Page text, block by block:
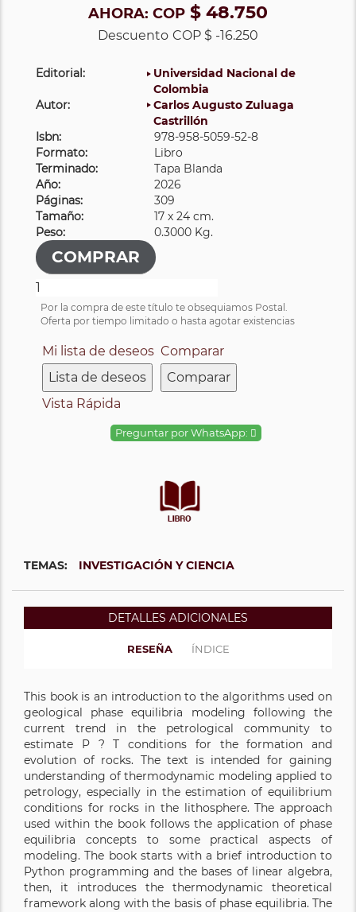
AHORA: COP $ 48.750
Descuento COP $ -16.250
Editorial:
Universidad Nacional de
Colombia
Autor:
Carlos Augusto Zuluaga
Castrillón
Isbn:
978-958-5059-52-8
Formato:
Libro
Terminado:
Tapa Blanda
Año:
2026
Páginas:
309
Tamaño:
17 x 24 cm.
Peso:
0.3000 Kg.
Por la compra de este título te obsequiamos Postal.
Oferta por tiempo limitado o hasta agotar existencias
Mi lista de deseos
Lista de deseos
Comparar
Comparar
Vista Rápida
Preguntar por WhatsApp:
TEMAS: INVESTIGACIÓN Y CIENCIA
DETALLES ADICIONALES
RESEÑA ÍNDICE
This book is an introduction to the algorithms used on
geological phase equilibria modeling following the
current trend in the petrological community to
estimate P ? T conditions for the formation and
evolution of rocks. The text is intended for gaining
understanding of thermodynamic modeling applied to
petrology, especially in the estimation of equilibrium
conditions for rocks in the lithosphere. The approach
used within the book follows the application of phase
equilibria concepts to some practical aspects of
modeling. The book starts with a brief introduction to
Python programming and the bases of linear algebra,
then, it introduces the thermodynamic theoretical
framework along with the basis of phase equilibria. The